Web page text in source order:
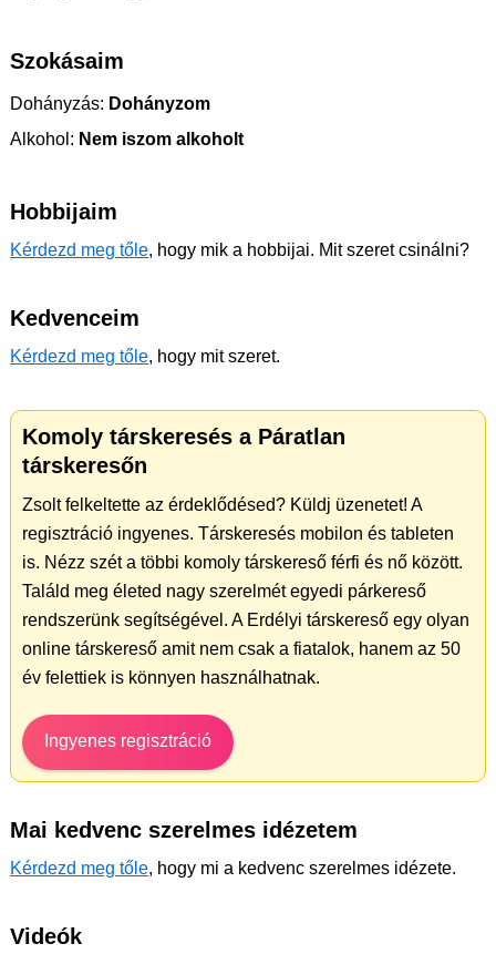
Szokásaim
Dohányzás: Dohányzom
Alkohol: Nem iszom alkoholt
Hobbijaim
Kérdezd meg tőle, hogy mik a hobbijai. Mit szeret csinálni?
Kedvenceim
Kérdezd meg tőle, hogy mit szeret.
Komoly társkeresés a Páratlan
társkeresőn
Zsolt felkeltette az érdeklődésed? Küldj üzenetet! A
regisztráció ingyenes. Társkeresés mobilon és tableten
is. Nézz szét a többi komoly társkereső férfi és nő között.
Találd meg életed nagy szerelmét egyedi párkereső
rendszerünk segítségével. A Erdélyi társkereső egy olyan
online társkereső amit nem csak a fiatalok, hanem az 50
év felettiek is könnyen használhatnak.
Ingyenes regisztráció
Mai kedvenc szerelmes idézetem
Kérdezd meg tőle, hogy mi a kedvenc szerelmes idézete.
Videók